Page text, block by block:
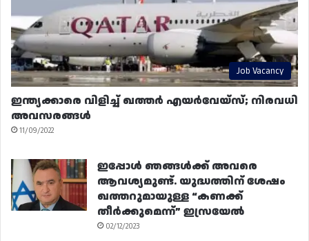
Job Vacancy
ഇന്ത്യക്കാരെ വിളിച്ച് ഖത്തർ എയർവേയ്‌സ്; നിരവധി
അവസരങ്ങൾ
11/09/2022
ഇപ്പോൾ ഞങ്ങൾക്ക് അവരെ
ആവശ്യമുണ്ട്. യുദ്ധത്തിന് ശേഷം
ഖത്തറുമായുള്ള “കണക്ക്
തീർക്കുമെന്ന്” ഇസ്രയേൽ
02/12/2023